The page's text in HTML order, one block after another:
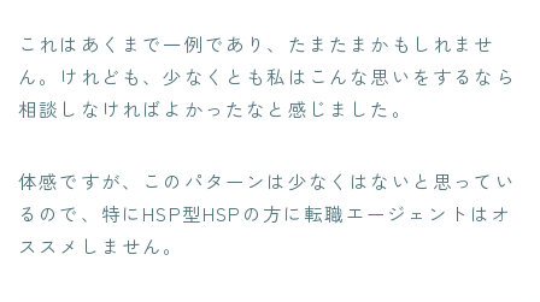
これはあくまで一例であり、たまたまかもしれませ
ん。けれども、少なくとも私はこんな思いをするなら
相談しなければよかったなと感じました。
体感ですが、このパターンは少なくはないと思ってい
るので、特にHSP型HSPの方に転職エージェントはオ
ススメしません。